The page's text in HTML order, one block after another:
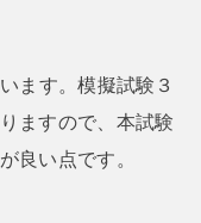
ます。模擬試験３
ますので、本試験
良い点です。